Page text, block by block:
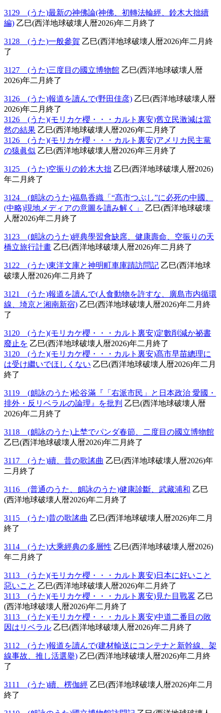
3129 (うた)最新の神佛論(神佛、初轉法輪經、鈴木大拙續
編) 乙巳(西洋地球破壊人暦2026)年二月終了
3128 (うた)一般參賀 乙巳(西洋地球破壊人暦2026)年二月終
了
3127 (うた)三度目の國立博物館 乙巳(西洋地球破壊人暦
2026)年二月終了
3126 (うた)報道を讀んで(野田佳彦) 乙巳(西洋地球破壊人暦
2026)年二月終了
3126 (うた)(モリカケ櫻・・・カルト裏安)舊立民激減は當
然の結果 乙巳(西洋地球破壊人暦2026)年二月終了
3126 (うた)(モリカケ櫻・・・カルト裏安)アメリカ民主黨
の猿眞似 乙巳(西洋地球破壊人暦2026)年三月終了
3125 (うた)空振りの鈴木大拙 乙巳(西洋地球破壊人暦2026)
年二月終了
3124 (朗詠のうた)福島香織「“髙市つぶし”に必死の中國、
(中略)現地メディアの意圖を讀み解く」
乙巳(西洋地球破壊
人暦2026)年二月終了
3123 (朗詠のうた)經典學習會缺席、健康壽命、空振りの天
橋立旅行計畫 乙巳(西洋地球破壊人暦2026)年二月終了
3122 (うた)東洋文庫と神明町車庫蹟訪問記 乙巳(西洋地球
破壊人暦2026)年二月終了
3121 (うた)報道を讀んで(人食動物を許すな、廣島市内循環
線、埼京と湘南新宿) 乙巳(西洋地球破壊人暦2026)年二月終
了
3120 (うた)(モリカケ櫻・・・カルト裏安)定數削減か祕書
廢止を 乙巳(西洋地球破壊人暦2026)年二月終了
3120 (うた)(モリカケ櫻・・・カルト裏安)髙市早苗總理に
は受け繼いでほしくない 乙巳(西洋地球破壊人暦2026)年二月
終了
3119 (朗詠のうた)松谷滿『「右派市民」と日本政治 愛國・
排外・反リベラルの論理』を批判 乙巳(西洋地球破壊人暦
2026)年二月終了
3118 (朗詠のうた)上埜でパンダ春節、二度目の國立博物館
乙巳(西洋地球破壊人暦2026)年二月終了
3117 (うた)續、昔の歌謠曲 乙巳(西洋地球破壊人暦2026)年
二月終了
3116 (普通のうた、朗詠のうた)健康診斷、武藏浦和 乙巳
(西洋地球破壊人暦2026)年二月終了
3115 (うた)昔の歌謠曲 乙巳(西洋地球破壊人暦2026)年二月
終了
3114 (うた)大乘經典の多層性 乙巳(西洋地球破壊人暦2026)
年二月終了
3113 (うた)(モリカケ櫻・・・カルト裏安)日本に好いこと
惡いこと 乙巳(西洋地球破壊人暦2026)年二月終了
3113 (うた)(モリカケ櫻・・・カルト裏安)見た目戰畧 乙巳
(西洋地球破壊人暦2026)年二月終了
3113 (うた)(モリカケ櫻・・・カルト裏安)中道二番目の敗
因はリベラル 乙巳(西洋地球破壊人暦2026)年二月終了
3112 (うた)報道を讀んで(建材輸送にコンテナと新幹線、架
線事故、推し活選擧) 乙巳(西洋地球破壊人暦2026)年二月終
了
3111 (うた)續、楞伽經 乙巳(西洋地球破壊人暦2026)年二月
終了